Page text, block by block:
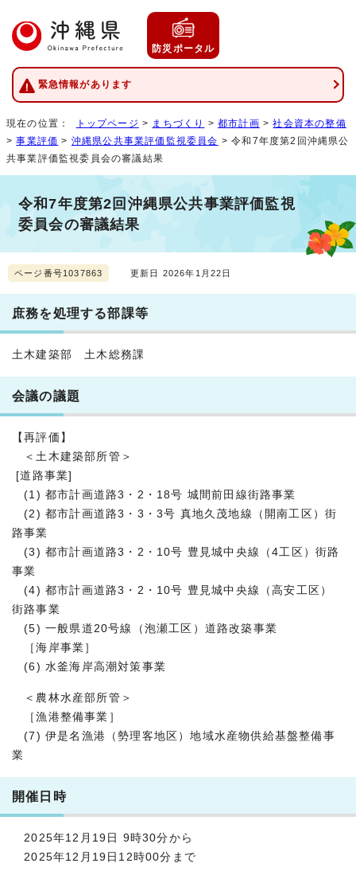
防災ポータル
緊急情報があります
現在の位置： トップページ > まちづくり >都市計画 >社会資本の整備
>事業評価 > 沖縄県公共事業評価監視委員会 > 令和7年度第2回沖縄県公
共事業評価監視委員会の審議結果
令和7年度第2回沖縄県公共事業評価監視
委員会の審議結果
ページ番号1037863 更新日 2026年1月22日
庶務を処理する部課等
土木建築部 土木総務課
会議の議題
【再評価】
＜土木建築部所管＞
[道路事業]
(1) 都市計画道路3・2・18号 城間前田線街路事業
(2) 都市計画道路3・3・3号 真地久茂地線（開南工区）街
路事業
(3) 都市計画道路3・2・10号 豊見城中央線（4工区）街路
事業
(4) 都市計画道路3・2・10号 豊見城中央線（高安工区）
街路事業
(5) 一般県道20号線（泡瀬工区）道路改築事業
［海岸事業］
(6) 水釜海岸高潮対策事業
＜農林水産部所管＞
［漁港整備事業］
(7) 伊是名漁港（勢理客地区）地域水産物供給基盤整備事
業
開催日時
2025年12月19日 9時30分から
2025年12月19日12時00分まで